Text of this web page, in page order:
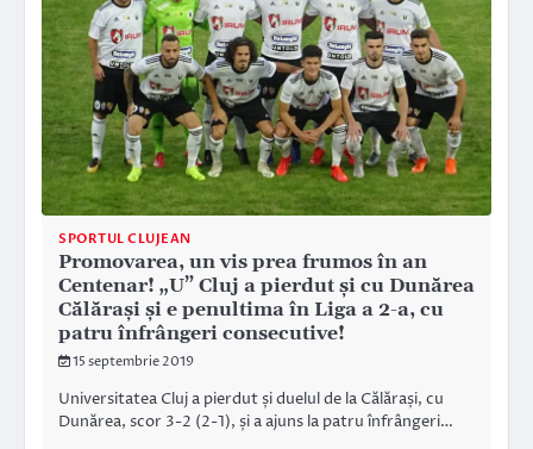
SPORTUL CLUJEAN
Promovarea, un vis prea frumos în an
Centenar! „U” Cluj a pierdut și cu Dunărea
Călărași și e penultima în Liga a 2-a, cu
patru înfrângeri consecutive!
15 septembrie 2019
Universitatea Cluj a pierdut și duelul de la Călărași, cu
Dunărea, scor 3-2 (2-1), și a ajuns la patru înfrângeri…